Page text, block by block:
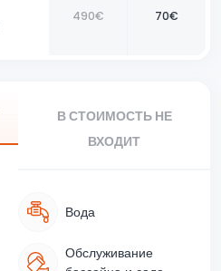
490€ 70€
В СТОИМОСТЬ НЕ
ВХОДИТ
Вода
Обслуживание